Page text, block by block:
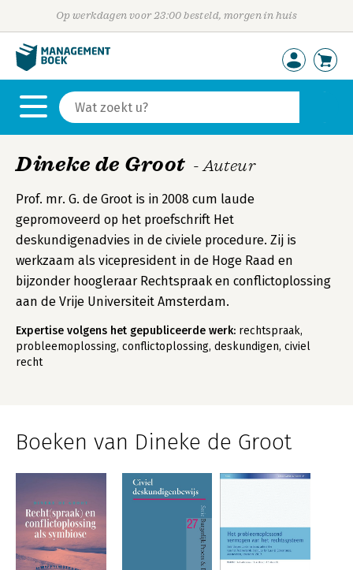
Op werkdagen voor 23:00 besteld, morgen in huis
Dineke de Groot - Auteur
Prof. mr. G. de Groot is in 2008 cum laude
gepromoveerd op het proefschrift Het
deskundigenadvies in de civiele procedure. Zij is
werkzaam als vicepresident in de Hoge Raad en
bijzonder hoogleraar Rechtspraak en conflictoplossing
aan de Vrije Universiteit Amsterdam.
Expertise volgens het gepubliceerde werk: rechtspraak,
probleemoplossing, conflictoplossing, deskundigen, civiel
recht
Boeken van Dineke de Groot